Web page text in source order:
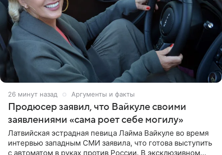
26 минут назад Аргументы и факты
Продюсер заявил, что Вайкуле своими
заявлениями «сама роет себе могилу»
Латвийская эстрадная певица Лайма Вайкуле во время
интервью западным СМИ заявила, что готова выступить
с автоматом в руках против России. В эксклюзивном